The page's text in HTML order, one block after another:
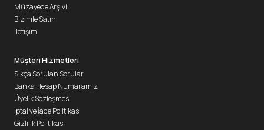
Müzayede Arşivi
Bizimle Satın
İletişim
Müşteri Hizmetleri
Sıkça Sorulan Sorular
Banka Hesap Numaramız
Üyelik Sözleşmesi
İptal ve İade Politikası
Gizlilik Politikası